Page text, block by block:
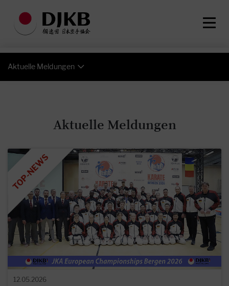
Aktuelle Meldungen
Aktuelle Meldungen
12.05.2026